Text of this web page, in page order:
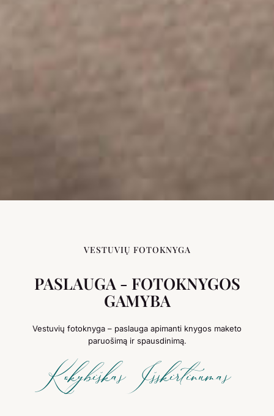
VESTUVIŲ FOTOKNYGA
PASLAUGA - FOTOKNYGOS
GAMYBA
Vestuvių fotoknyga – paslauga apimanti knygos maketo
paruošimą ir spausdinimą.
Kokybiškas Išskirtinumas